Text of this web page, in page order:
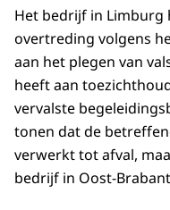
Het bedrijf in Limburg
overtreding volgens
aan het plegen van
heeft aan
vervalste
tonen dat de
verwerkt tot afval,
bedrijf in Oost-